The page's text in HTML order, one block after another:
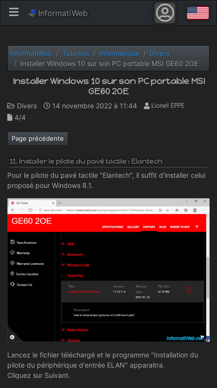
InformatiWeb
InformatiWeb Tutoriels Informatique
Divers
Installer Windows 10 sur son PC portable MSI GE60 2OE
Installer Windows 10 sur son PC portable MSI
GE60 2OE
Divers
14 novembre 2022 à 11:44
4/4
Page précédente
11. Installer le pilote du pavé tactile : Elantech
Pour le pilote du pavé tactile "Elantech", il suffit d'installer celui
proposé pour Windows 8.1.
Lancez le fichier téléchargé et le programme "Installation du
pilote du périphérique d'entrée ELAN" apparaitra.
Cliquez sur Suivant.